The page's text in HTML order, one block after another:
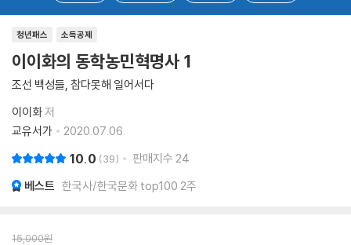
소득공제
청년패스
이이화의 동학농민혁명사 1
조선 백성들, 참다못해 일어서다
이이화저
교유서가
2020.07.06.
10.0 39 판매지수 24
베스트 한국사/한국문화 top100 2주
15,000원